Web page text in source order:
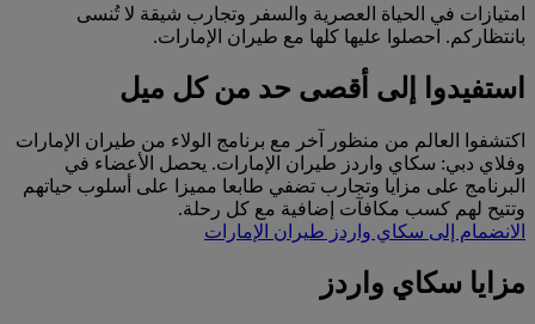
امتيازات في الحياة العصرية والسفر وتجارب شيقة لا تُنسى
بانتظاركم. احصلوا عليها كلها مع طيران الإمارات.
استفيدوا إلى أقصى حد من كل ميل
اكتشفوا العالم من منظور آخر مع برنامج الولاء من طيران الإمارات
وفلاي دبي: سكاي واردز طيران الإمارات. يحصل الأعضاء في
البرنامج على مزايا وتجارب تضفي طابعا مميزا على أسلوب حياتهم
وتتيح لهم كسب مكافآت إضافية مع كل رحلة.
الانضمام إلى سكاي واردز طيران الإمارات
مزايا سكاي واردز